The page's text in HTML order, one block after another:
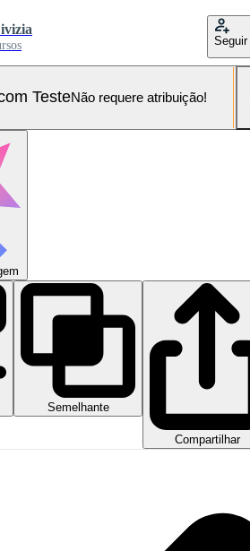
Seguir
TesteNão requere atribuição!
Semelhante
Compartilhar